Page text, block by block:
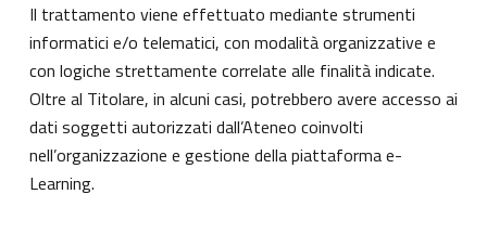
Il trattamento viene effettuato mediante strumenti
informatici e/o telematici, con modalità organizzative e
con logiche strettamente correlate alle finalità indicate.
Oltre al Titolare, in alcuni casi, potrebbero avere accesso ai
dati soggetti autorizzati dall’Ateneo coinvolti
nell’organizzazione e gestione della piattaforma e-
Learning.